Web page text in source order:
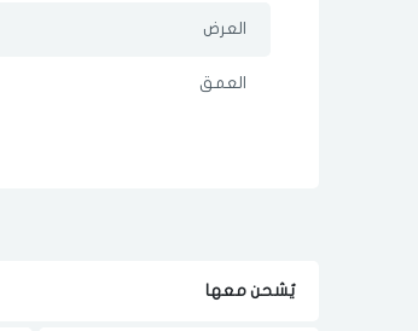
العرض
العمق
يٌشحن معها